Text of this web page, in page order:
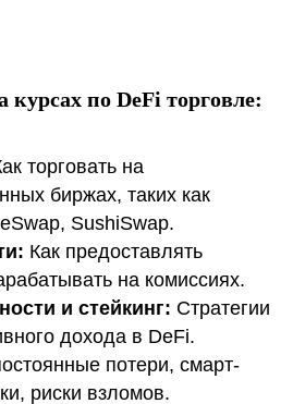
курсах по DeFi торговле:
торговать на
биржах, таких как
SushiSwap.
Как предоставлять
на комиссиях.
и стейкинг: Стратегии
дохода в DeFi.
потери, смарт-
риски взломов.